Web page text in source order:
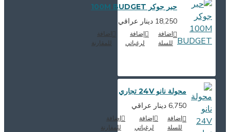
حبر جوكر 100M BUDGET
18,250 دينار عراقي
اضافة
للسلة
إضافة
لرغباتي
للمقارنة
محولة نانو 24V تجاري
6,750 دينار عراقي
اضافة
للسلة
إضافة
لرغباتي
اضافة
للمقارنة